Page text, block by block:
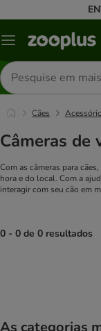
Menu
Pesquisar
produtos
Cães
Câmeras de
Com as câmeras para
hora e do local. Com a
interagir com seu cão em
0 - 0 de 0 resultados
As categorias